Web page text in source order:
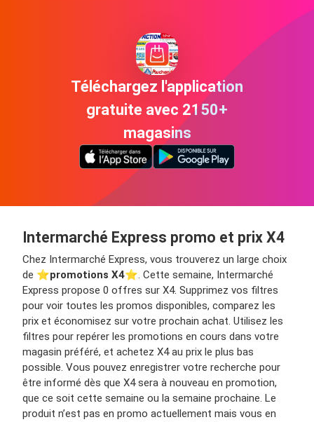
Téléchargez l'application
gratuite avec 2150+
magasins
Intermarché Express promo et prix X4
Chez Intermarché Express, vous trouverez un large choix
de ⭐️promotions X4⭐️. Cette semaine, Intermarché
Express propose 0 offres sur X4. Supprimez vos filtres
pour voir toutes les promos disponibles, comparez les
prix et économisez sur votre prochain achat. Utilisez les
filtres pour repérer les promotions en cours dans votre
magasin préféré, et achetez X4 au prix le plus bas
possible. Vous pouvez enregistrer votre recherche pour
être informé dès que X4 sera à nouveau en promotion,
que ce soit cette semaine ou la semaine prochaine. Le
produit n’est pas en promo actuellement mais vous en